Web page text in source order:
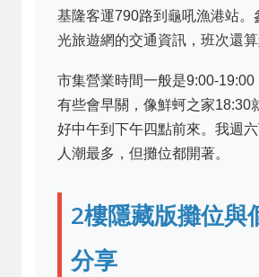
基隆客運790路到龜吼漁港站。
光旅遊網的交通資訊，班次還算
市集營業時間一般是9:00-19:00
有些會早關，像鮮蚵之家18:30
好中午到下午四點前來。我週六
人潮最多，但攤位都開著。
2樓隱藏版攤位與
分享